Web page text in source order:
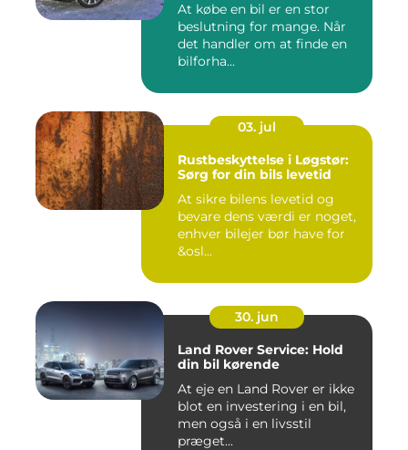
At købe en bil er en stor
beslutning for mange. Når
det handler om at finde en
bilforha...
03. jul
Rustbeskyttelse i Løgstør:
Sørg for din bils levetid
At sikre bilens levetid og
bevare dens værdi er noget,
enhver bilejer bør have for
&osl...
30. jun
Land Rover Service: Hold
din bil kørende
At eje en Land Rover er ikke
blot en investering i en bil,
men også i en livsstil
præget...